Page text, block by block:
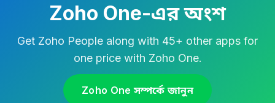
Zoho One-এর অংশ
Get Zoho People along with 45+ other apps for
one price with Zoho One.
Zoho One সম্পর্কে জানুন